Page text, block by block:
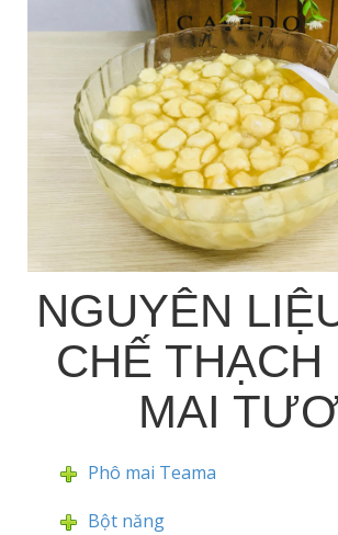
NGUYÊN
CHẾ THẠCH
MAI
Phô mai Teama
Bột năng